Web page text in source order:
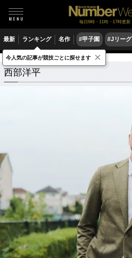
毎日6時・11時・17時更新
最新 ランキング 名作 #甲子園 #Jリーグ
西部洋平 関連記事
西部洋平
今人気の記事が競技ごとに探せます ×